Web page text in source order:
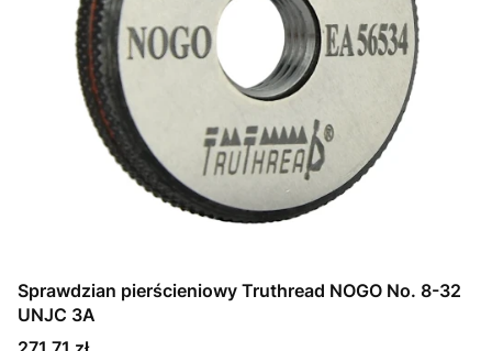
Sprawdzian pierścieniowy Truthread NOGO No. 8-32
UNJC 3A